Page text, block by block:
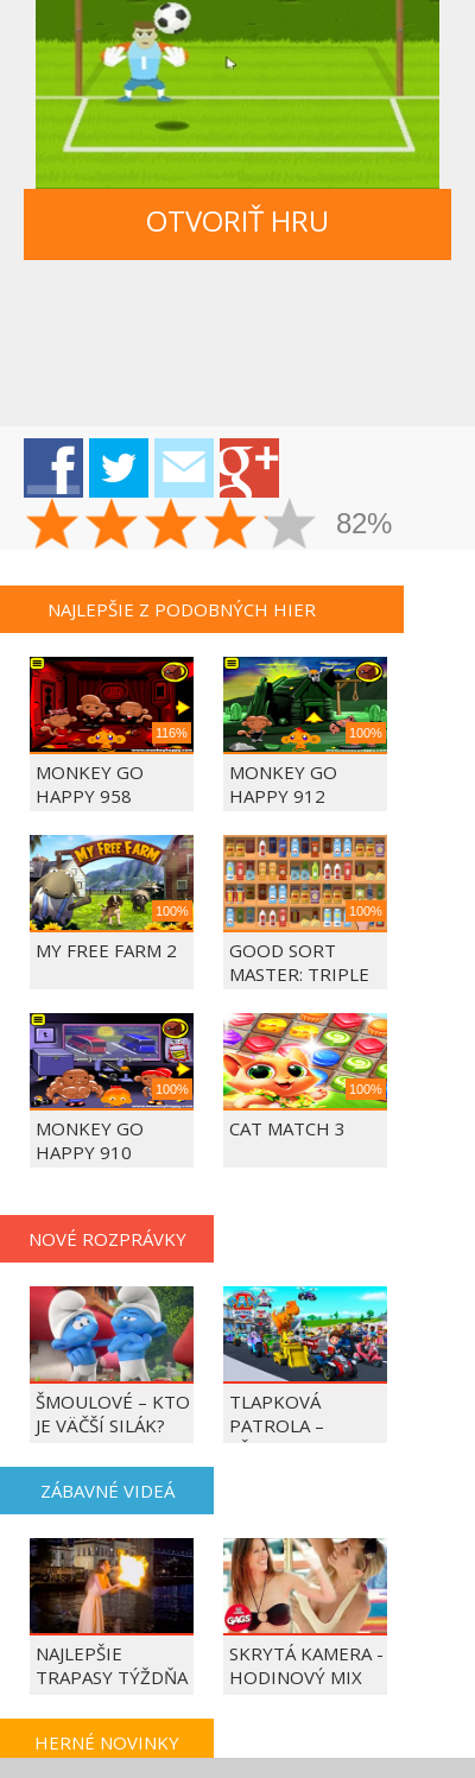
OTVORIŤ HRU
82%
NAJLEPŠIE Z PODOBNÝCH HIER
116%
MONKEY GO
HAPPY 958
100%
MONKEY GO
HAPPY 912
100%
MY FREE FARM 2
100%
GOOD SORT
MASTER: TRIPLE
100%
MONKEY GO
HAPPY 910
100%
CAT MATCH 3
NOVÉ ROZPRÁVKY
ŠMOULOVÉ – KTO
JE VÄČŠÍ SILÁK?
TLAPKOVÁ
PATROLA –
VŠETKY LABKY DO
ZÁBAVNÉ VIDEÁ
NAJLEPŠIE
TRAPASY TÝŽDŇA
SKRYTÁ KAMERA -
HODINOVÝ MIX
HERNÉ NOVINKY